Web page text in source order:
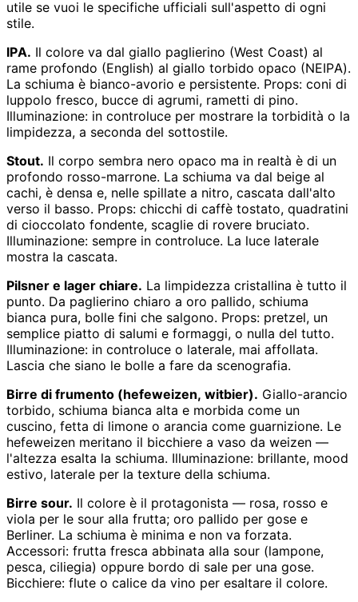
utile se vuoi le specifiche ufficiali sull'aspetto di ogni
stile.
IPA. Il colore va dal giallo paglierino (West Coast) al
rame profondo (English) al giallo torbido opaco (NEIPA).
La schiuma è bianco-avorio e persistente. Props: coni di
luppolo fresco, bucce di agrumi, rametti di pino.
Illuminazione: in controluce per mostrare la torbidità o la
limpidezza, a seconda del sottostile.
Stout. Il corpo sembra nero opaco ma in realtà è di un
profondo rosso-marrone. La schiuma va dal beige al
cachi, è densa e, nelle spillate a nitro, cascata dall'alto
verso il basso. Props: chicchi di caffè tostato, quadratini
di cioccolato fondente, scaglie di rovere bruciato.
Illuminazione: sempre in controluce. La luce laterale
mostra la cascata.
Pilsner e lager chiare. La limpidezza cristallina è tutto il
punto. Da paglierino chiaro a oro pallido, schiuma
bianca pura, bolle fini che salgono. Props: pretzel, un
semplice piatto di salumi e formaggi, o nulla del tutto.
Illuminazione: in controluce o laterale, mai affollata.
Lascia che siano le bolle a fare da scenografia.
Birre di frumento (hefeweizen, witbier). Giallo-arancio
torbido, schiuma bianca alta e morbida come un
cuscino, fetta di limone o arancia come guarnizione. Le
hefeweizen meritano il bicchiere a vaso da weizen —
l'altezza esalta la schiuma. Illuminazione: brillante, mood
estivo, laterale per la texture della schiuma.
Birre sour. Il colore è il protagonista — rosa, rosso e
viola per le sour alla frutta; oro pallido per gose e
Berliner. La schiuma è minima e non va forzata.
Accessori: frutta fresca abbinata alla sour (lampone,
pesca, ciliegia) oppure bordo di sale per una gose.
Bicchiere: flute o calice da vino per esaltare il colore.